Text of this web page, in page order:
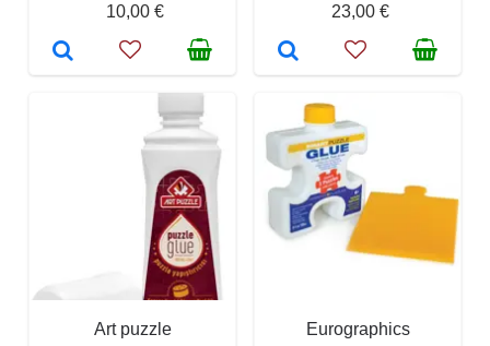
10,00 €
23,00 €
Art puzzle Eurographics